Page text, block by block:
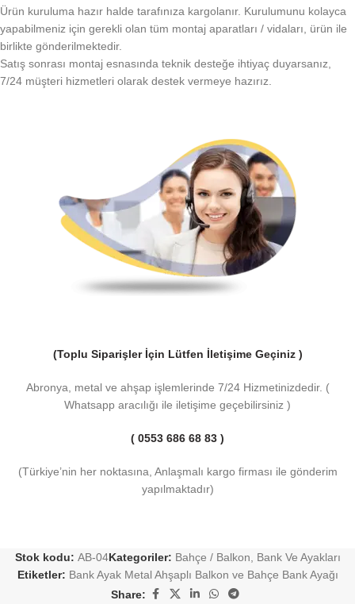
Ürün kuruluma hazır halde tarafınıza kargolanır. Kurulumunu kolayca
yapabilmeniz için gerekli olan tüm montaj aparatları / vidaları, ürün ile
birlikte gönderilmektedir.
Satış sonrası montaj esnasında teknik desteğe ihtiyaç duyarsanız,
7/24 müşteri hizmetleri olarak destek vermeye hazırız.
(Toplu Siparişler İçin Lütfen İletişime Geçiniz )
Abronya, metal ve ahşap işlemlerinde 7/24 Hizmetinizdedir. (
Whatsapp aracılığı ile iletişime geçebilirsiniz )
( 0553 686 68 83 )
(Türkiye’nin her noktasına, Anlaşmalı kargo firması ile gönderim
yapılmaktadır)
Stok kodu: AB-04Kategoriler: Bahçe / Balkon, Bank Ve Ayakları
Etiketler: Bank Ayak Metal Ahşaplı Balkon ve Bahçe Bank Ayağı
Share: